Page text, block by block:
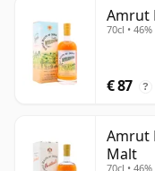
Amrut
70cl • 46%
€ 87 ?
Amrut
Malt
70cl • 46%